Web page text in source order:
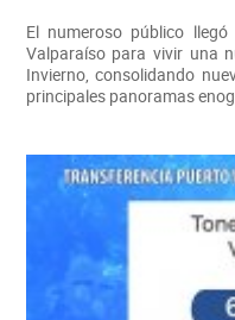
El numeroso público
Valparaíso para vivir una
Invierno, consolidando
principales panoramas